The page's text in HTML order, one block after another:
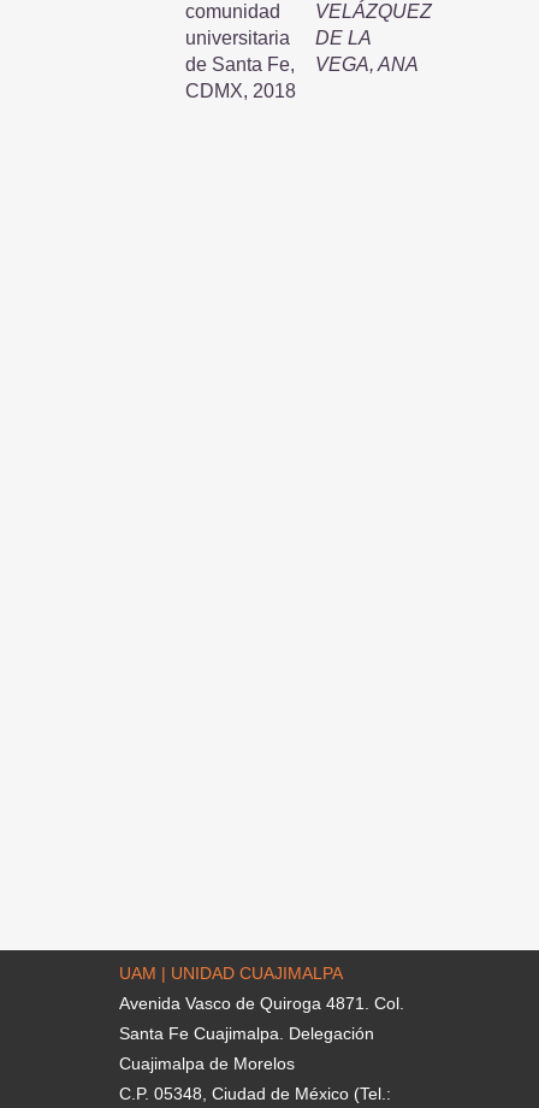
comunidad
universitaria
de Santa Fe,
CDMX, 2018
VELÁZQUEZ
DE LA
VEGA, ANA
UAM | UNIDAD CUAJIMALPA
Avenida Vasco de Quiroga 4871. Col.
Santa Fe Cuajimalpa. Delegación
Cuajimalpa de Morelos
C.P. 05348, Ciudad de México (Tel.: